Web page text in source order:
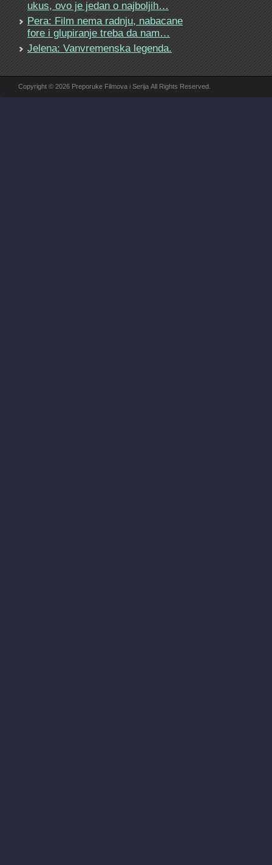
ukus, ovo je jedan o najboljih…
Pera: Film nema radnju, nabacane
fore i glupiranje treba da nam…
Jelena: Vanvremenska legenda.
Copyright © 2026 Preporuke Filmova i Serija All Rights Reserved.